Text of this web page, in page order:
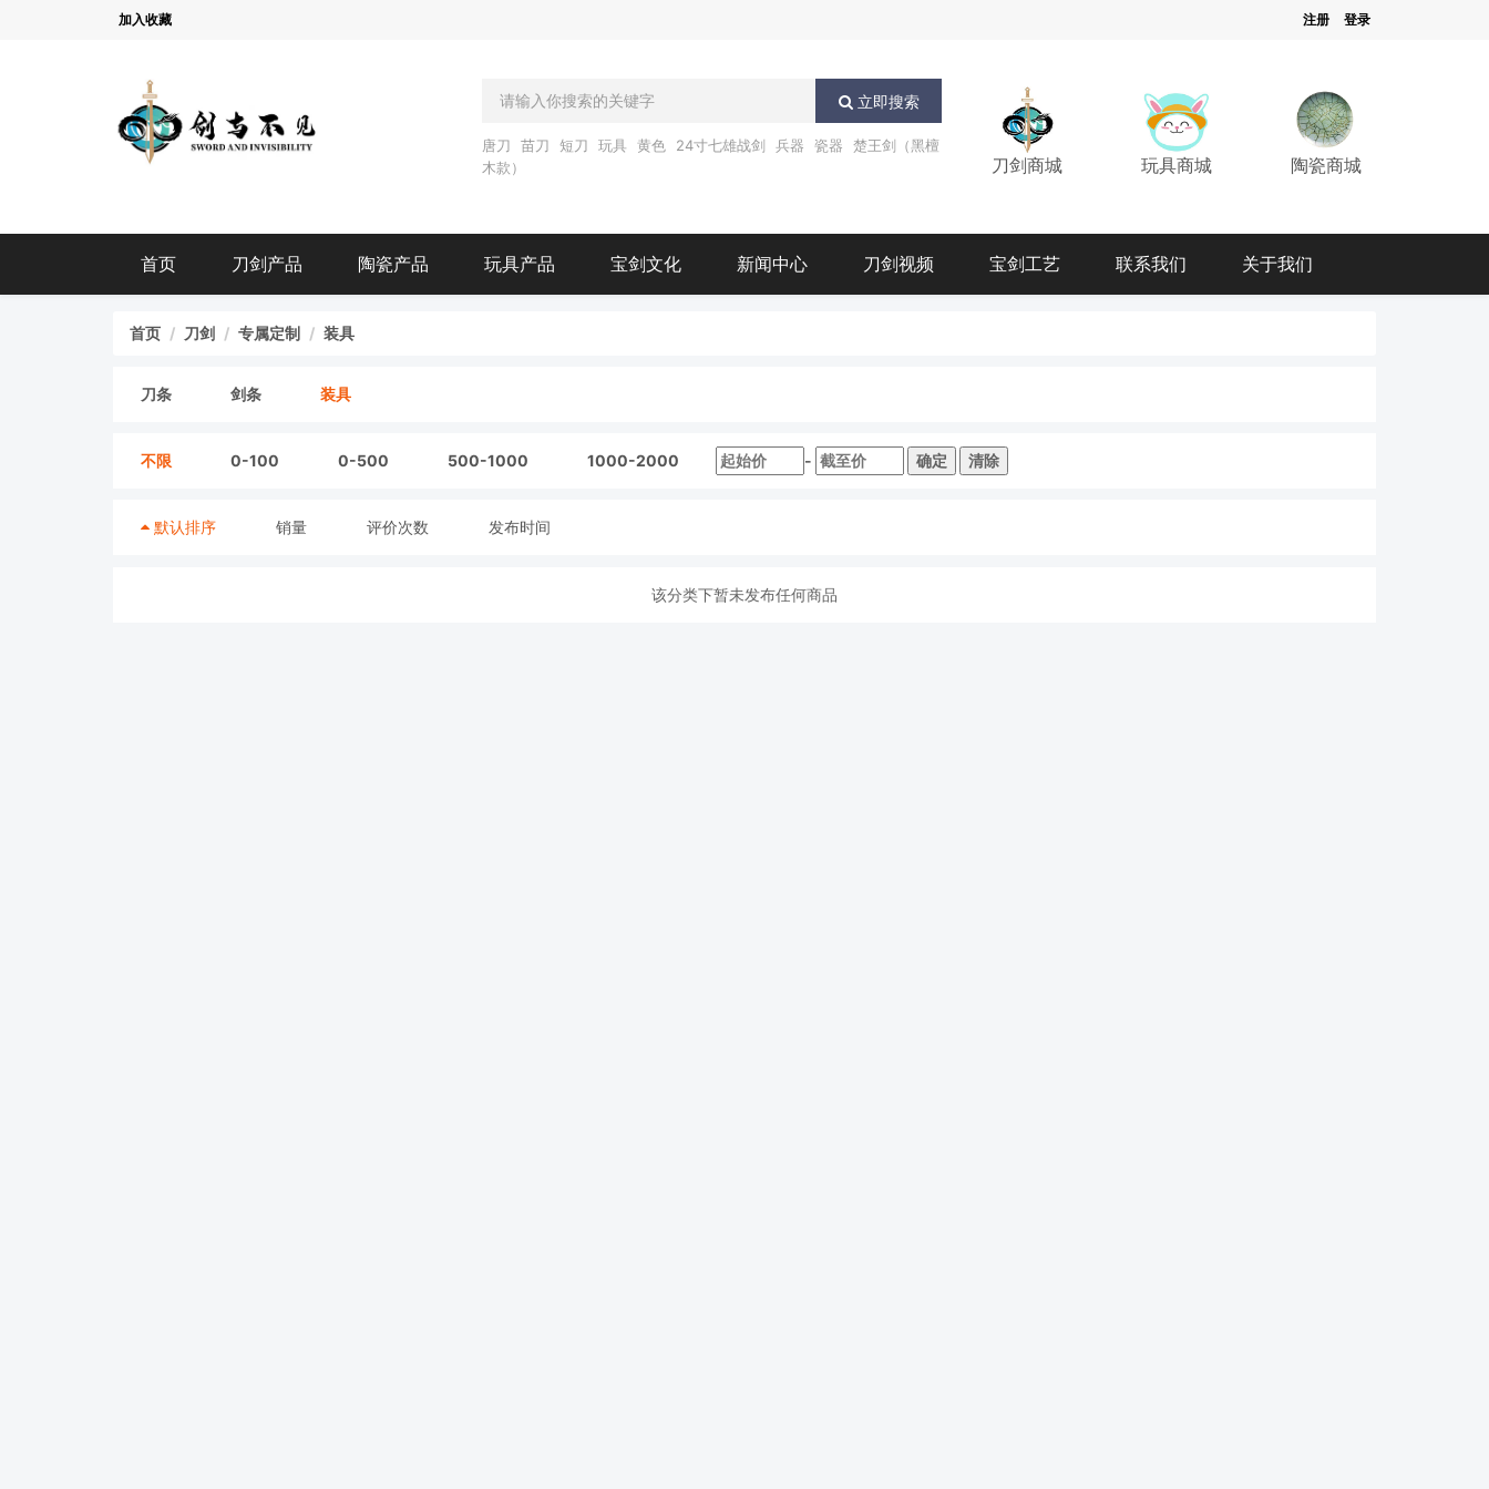
加入收藏 注册 登录
立即搜索
唐刀 苗刀 短刀 玩具 黄色 24寸七雄战剑 兵器 瓷器
楚王剑（黑檀
木款）
刀剑商城 玩具商城 陶瓷商城
首页 刀剑产品 陶瓷产品 玩具产品 宝剑文化 新闻中心 刀剑视频 宝剑工艺 联系我们 关于我们
首页 刀剑 专属定制 装具
刀条 剑条 装具
不限 0-100 0-500 500-1000 1000-2000 - 确定 清除
默认排序 销量 评价次数 发布时间
该分类下暂未发布任何商品